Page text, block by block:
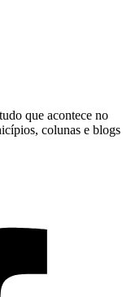
que acontece no
colunas e blogs